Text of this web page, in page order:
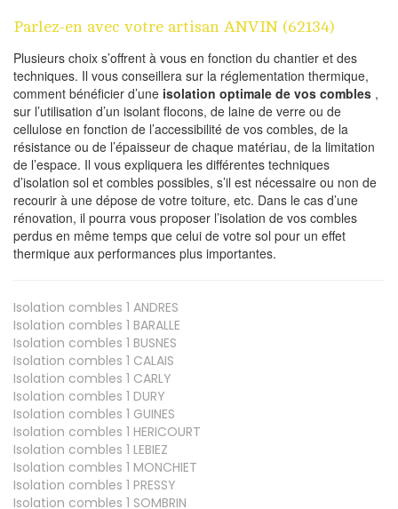
Parlez-en avec votre artisan ANVIN (62134)
Plusieurs choix s’offrent à vous en fonction du chantier et des
techniques. Il vous conseillera sur la réglementation thermique,
comment bénéficier d’une isolation optimale de vos combles ,
sur l’utilisation d’un isolant flocons, de laine de verre ou de
cellulose en fonction de l’accessibilité de vos combles, de la
résistance ou de l’épaisseur de chaque matériau, de la limitation
de l’espace. Il vous expliquera les différentes techniques
d’isolation sol et combles possibles, s’il est nécessaire ou non de
recourir à une dépose de votre toiture, etc. Dans le cas d’une
rénovation, il pourra vous proposer l’isolation de vos combles
perdus en même temps que celui de votre sol pour un effet
thermique aux performances plus importantes.
Isolation combles 1 ANDRES
Isolation combles 1 BARALLE
Isolation combles 1 BUSNES
Isolation combles 1 CALAIS
Isolation combles 1 CARLY
Isolation combles 1 DURY
Isolation combles 1 GUINES
Isolation combles 1 HERICOURT
Isolation combles 1 LEBIEZ
Isolation combles 1 MONCHIET
Isolation combles 1 PRESSY
Isolation combles 1 SOMBRIN